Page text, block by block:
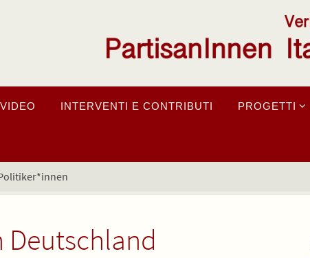
VIDEO INTERVENTI E CONTRIBUTI PROGETTI